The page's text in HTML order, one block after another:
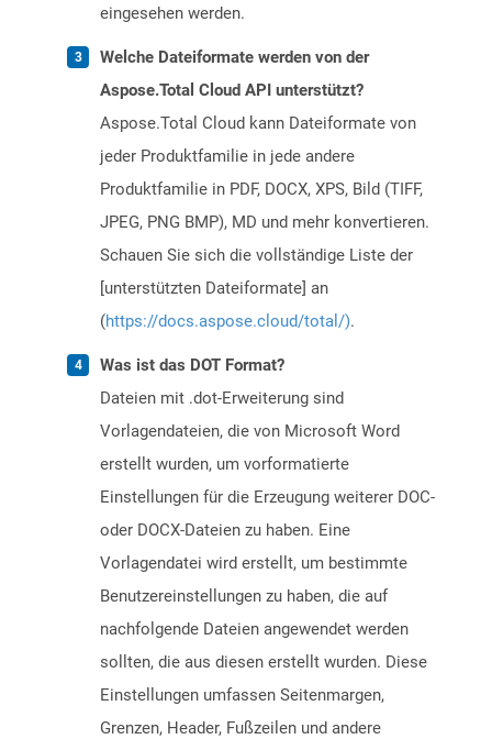
eingesehen werden.
Welche Dateiformate werden von der
Aspose.Total Cloud API unterstützt?
Aspose.Total Cloud kann Dateiformate von
jeder Produktfamilie in jede andere
Produktfamilie in PDF, DOCX, XPS, Bild (TIFF,
JPEG, PNG BMP), MD und mehr konvertieren.
Schauen Sie sich die vollständige Liste der
[unterstützten Dateiformate] an
(https://docs.aspose.cloud/total/).
Was ist das DOT Format?
Dateien mit .dot-Erweiterung sind
Vorlagendateien, die von Microsoft Word
erstellt wurden, um vorformatierte
Einstellungen für die Erzeugung weiterer DOC-
oder DOCX-Dateien zu haben. Eine
Vorlagendatei wird erstellt, um bestimmte
Benutzereinstellungen zu haben, die auf
nachfolgende Dateien angewendet werden
sollten, die aus diesen erstellt wurden. Diese
Einstellungen umfassen Seitenmargen,
Grenzen, Header, Fußzeilen und andere